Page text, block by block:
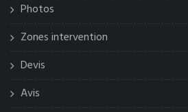
Photos
Zones intervention
Devis
Avis